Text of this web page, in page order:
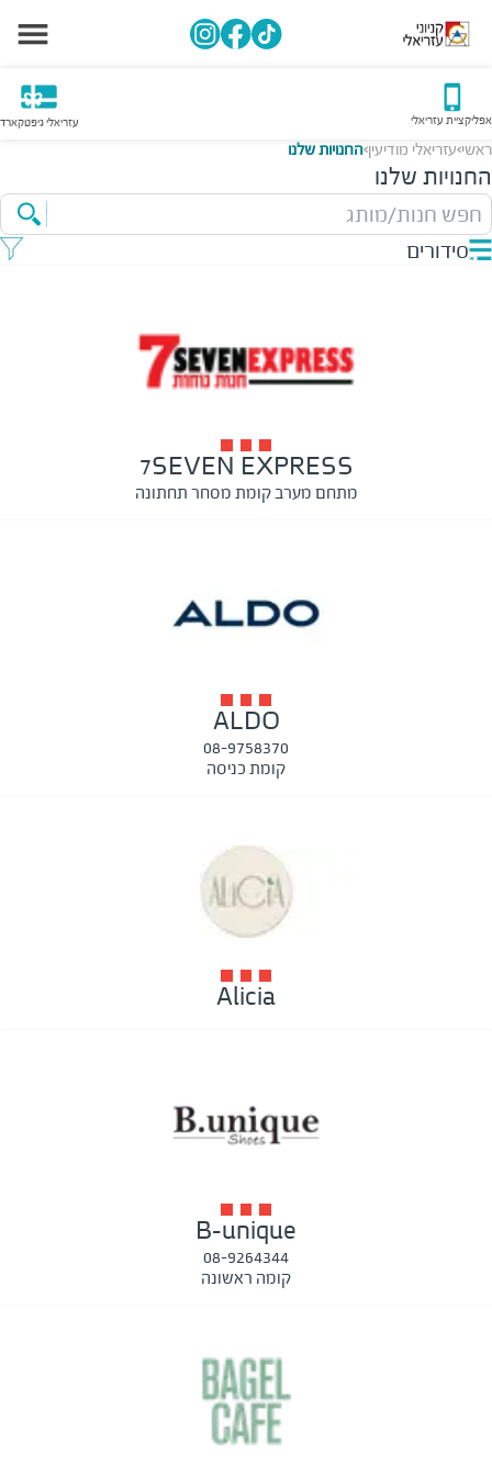
אפליקציית עזריאלי עזריאלי גיפטקארד
ראשי>עזריאלי מודיעין>החנויות שלנו
החנויות שלנו
חפש חנות/מותג
סידורים
7SEVEN EXPRESS
מתחם מערב קומת מסחר תחתונה
ALDO
08-9758370
קומת כניסה
Alicia
B-unique
08-9264344
קומה ראשונה